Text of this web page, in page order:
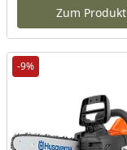
Zum Produkt
-9%